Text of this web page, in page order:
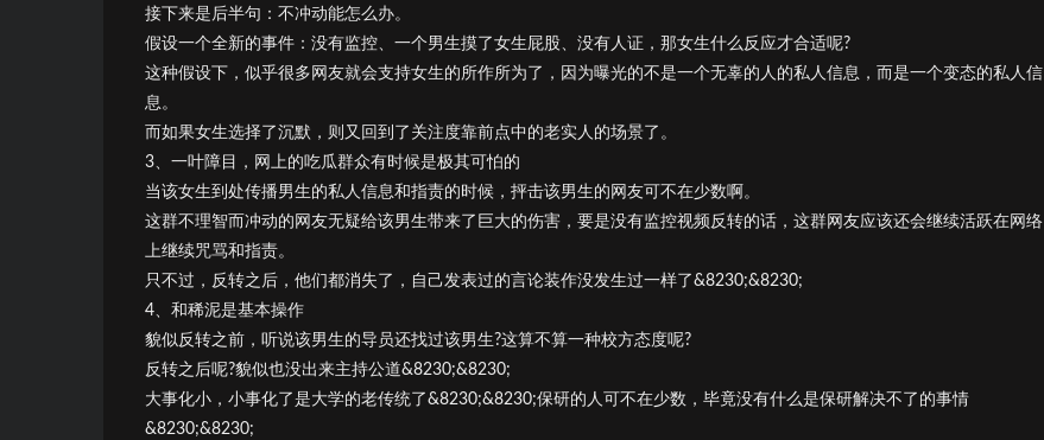
接下来是后半句：不冲动能怎么办。
假设一个全新的事件：没有监控、一个男生摸了女生屁股、没有人证，那女生什么反应才合适呢?
这种假设下，似乎很多网友就会支持女生的所作所为了，因为曝光的不是一个无辜的人的私人信息，而是一个变态的私人信
息。
而如果女生选择了沉默，则又回到了关注度靠前点中的老实人的场景了。
3、一叶障目，网上的吃瓜群众有时候是极其可怕的
当该女生到处传播男生的私人信息和指责的时候，抨击该男生的网友可不在少数啊。
这群不理智而冲动的网友无疑给该男生带来了巨大的伤害，要是没有监控视频反转的话，这群网友应该还会继续活跃在网络
上继续咒骂和指责。
只不过，反转之后，他们都消失了，自己发表过的言论装作没发生过一样了&8230;&8230;
4、和稀泥是基本操作
貌似反转之前，听说该男生的导员还找过该男生?这算不算一种校方态度呢?
反转之后呢?貌似也没出来主持公道&8230;&8230;
大事化小，小事化了是大学的老传统了&8230;&8230;保研的人可不在少数，毕竟没有什么是保研解决不了的事情
&8230;&8230;